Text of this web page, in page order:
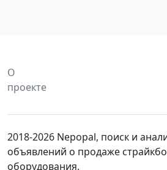
О
проекте
2018-2026 Nepopal, поиск и
объявлений о продаже
оборудования.